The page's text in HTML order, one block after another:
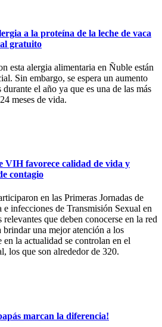
a la proteína de la leche de vaca
gratuito
esta alergia alimentaria en Ñuble están
Sin embargo, se espera un aumento
el año ya que es una de las más
meses de vida.
VIH favorece calidad de vida y
contagio
en las Primeras Jornadas de
infecciones de Transmisión Sexual en
que deben conocerse en la red
brindar una mejor atención a los
la actualidad se controlan en el
los que son alrededor de 320.
marcan la diferencia!